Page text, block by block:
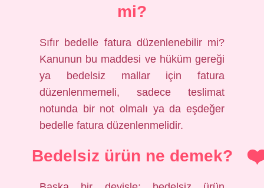
mi?
Sıfır bedelle fatura düzenlenebilir mi?
Kanunun bu maddesi ve hüküm gereği
ya bedelsiz mallar için fatura
düzenlenmemeli, sadece teslimat
notunda bir not olmalı ya da eşdeğer
bedelle fatura düzenlenmelidir.
Bedelsiz ürün ne demek?